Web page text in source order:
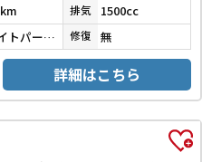
排気 1500cc
ホワイトパールクリスタルシャイン 修復 無
詳細はこちら